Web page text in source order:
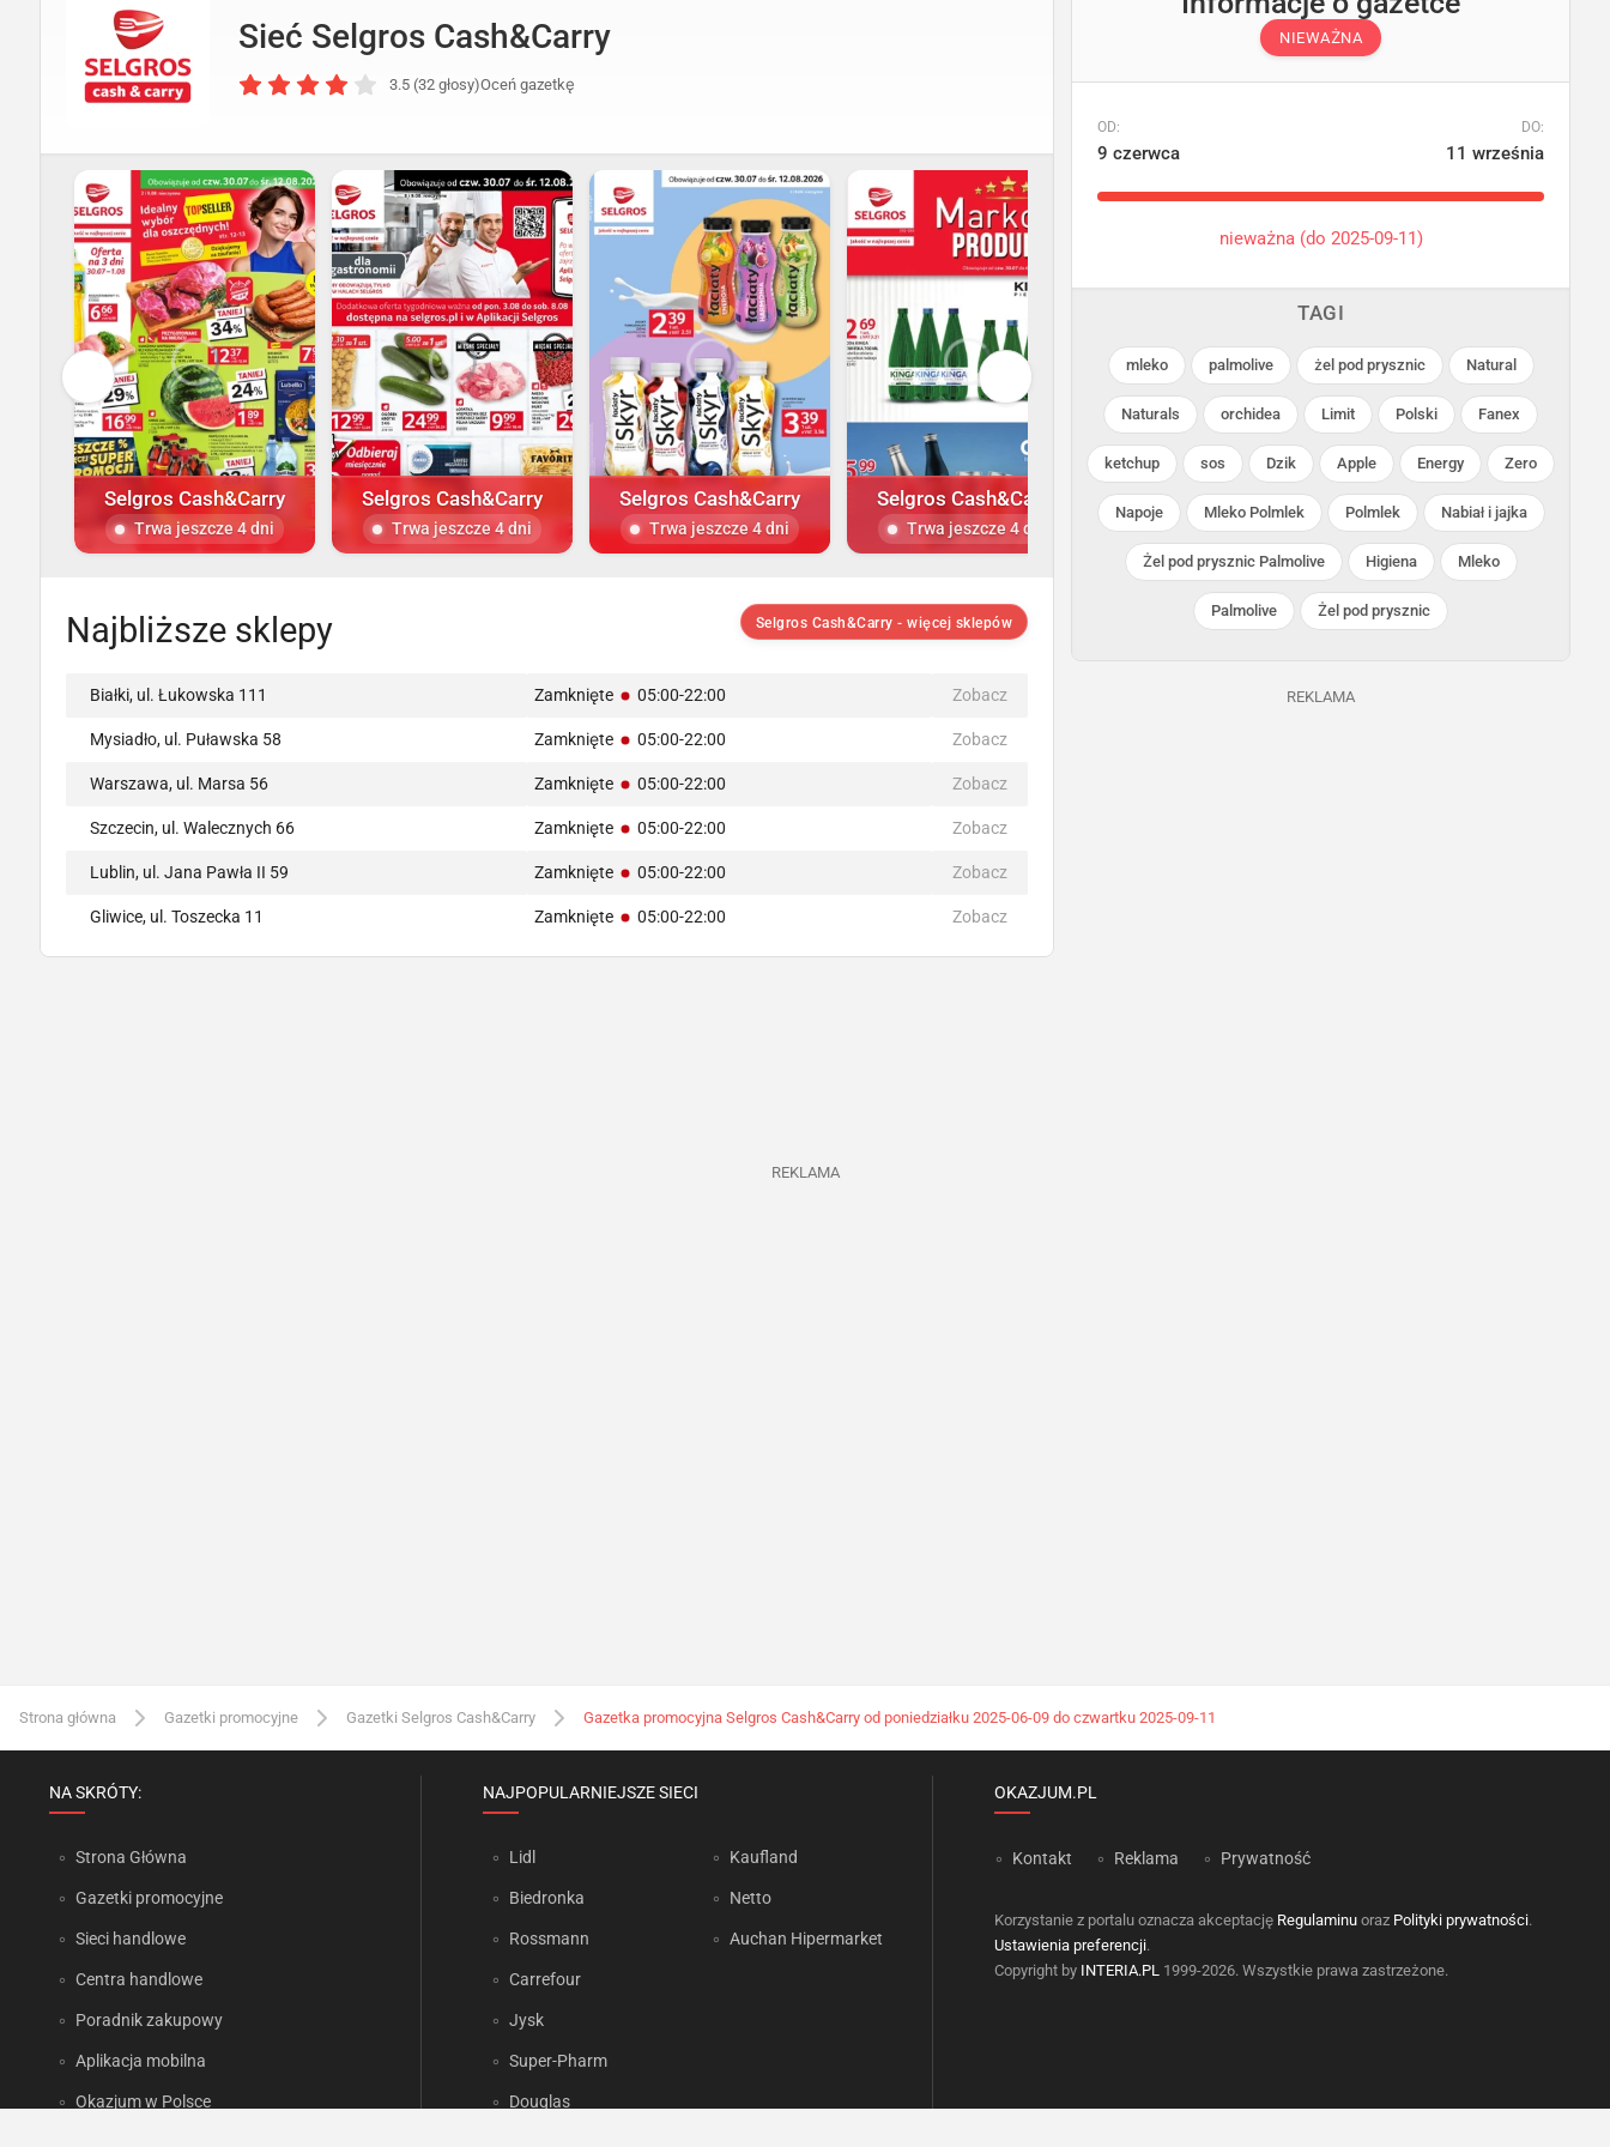
Sieć Selgros Cash&Carry
3.5 (32 głosy)Oceń gazetkę
Selgros Cash&Carry
Trwa jeszcze 4 dni
Selgros Cash&Carry
Trwa jeszcze 4 dni
Selgros Cash&Carry
Trwa jeszcze 4 dni
Selgros Cash&Carry
Trwa jeszcze 4 dni
Selgros Cash&Carry
Trwa jeszcze 4 dni
Selgros Cash&Carry
Trwa jeszcze 4 dni
Najbliższe sklepy Selgros Cash&Carry - więcej sklepów
Białki, ul. Łukowska 111 Zamknięte 05:00-22:00 Zobacz
Mysiadło, ul. Puławska 58 Zamknięte 05:00-22:00 Zobacz
Warszawa, ul. Marsa 56 Zamknięte 05:00-22:00 Zobacz
Szczecin, ul. Walecznych 66 Zamknięte 05:00-22:00 Zobacz
Lublin, ul. Jana Pawła II 59 Zamknięte 05:00-22:00 Zobacz
Gliwice, ul. Toszecka 11 Zamknięte 05:00-22:00 Zobacz
NIEWAŻNA
OD:
9 czerwca
DO:
11 września
nieważna (do 2025-09-11)
TAGI
mleko palmolive żel pod prysznic Natural
Naturals orchidea Limit Polski Fanex
ketchup sos Dzik Apple Energy Zero
Napoje Mleko Polmlek Polmlek Nabiał i jajka
Żel pod prysznic Palmolive Higiena Mleko
Palmolive Żel pod prysznic
REKLAMA
REKLAMA
Strona główna Gazetki promocyjne Gazetki Selgros Cash&Carry Gazetka promocyjna Selgros Cash&Carry od poniedziałku 2025-06-09 do czwartku 2025-09-11
NA SKRÓTY:
Strona Główna
Gazetki promocyjne
Sieci handlowe
Centra handlowe
Poradnik zakupowy
Aplikacja mobilna
Okazjum w Polsce
NAJPOPULARNIEJSZE SIECI
Lidl
Biedronka
Rossmann
Carrefour
Jysk
Super-Pharm
Douglas
Kaufland
Netto
Auchan Hipermarket
OKAZJUM.PL
Kontakt Reklama Prywatność
Korzystanie z portalu oznacza akceptację Regulaminu oraz Polityki prywatności.
Ustawienia preferencji.
Copyright by INTERIA.PL 1999-2026. Wszystkie prawa zastrzeżone.